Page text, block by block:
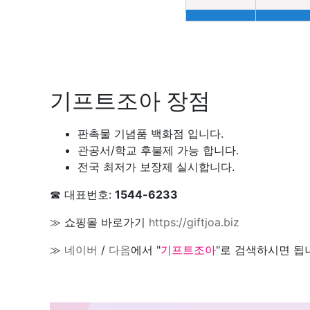
기프트조아 장점
판촉물 기념품 백화점 입니다.
관공서/학교 후불제 가능 합니다.
전국 최저가 보장제 실시합니다.
☎ 대표번호: 1544-6233
≫ 쇼핑몰 바로가기 https://giftjoa.biz
≫ 네이버 / 다음에서 "기프트조아"로 검색하시면 됩